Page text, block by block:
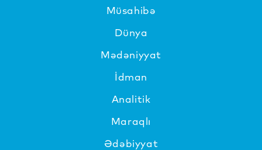
Müsahibə
Dünya
Mədəniyyat
İdman
Analitik
Maraqlı
Ədəbiyyat